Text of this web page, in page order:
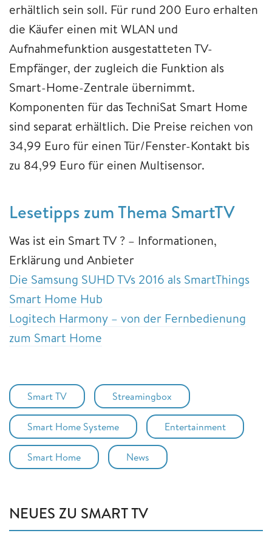
erhältlich sein soll. Für rund 200 Euro erhalten
die Käufer einen mit WLAN und
Aufnahmefunktion ausgestatteten TV-
Empfänger, der zugleich die Funktion als
Smart-Home-Zentrale übernimmt.
Komponenten für das TechniSat Smart Home
sind separat erhältlich. Die Preise reichen von
34,99 Euro für einen Tür/Fenster-Kontakt bis
zu 84,99 Euro für einen Multisensor.
Lesetipps zum Thema SmartTV
Was ist ein Smart TV ? – Informationen,
Erklärung und Anbieter
Die Samsung SUHD TVs 2016 als SmartThings
Smart Home Hub
Logitech Harmony – von der Fernbedienung
zum Smart Home
Smart TV Streamingbox
Smart Home Systeme Entertainment
Smart Home News
NEUES ZU SMART TV